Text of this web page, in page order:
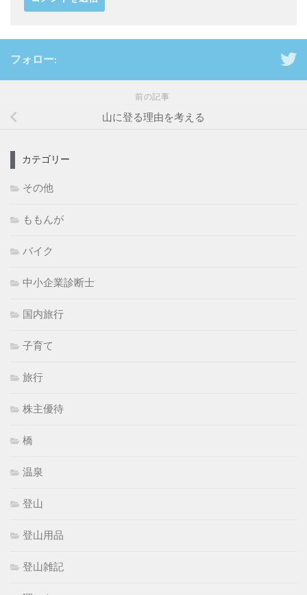
フォロー:
前の記事
山に登る理由を考える
カテゴリー
その他
ももんが
バイク
中小企業診断士
国内旅行
子育て
旅行
株主優待
橋
温泉
登山
登山用品
登山雑記